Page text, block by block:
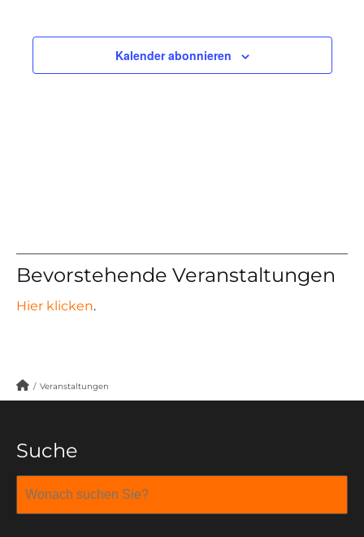
Kalender abonnieren
Bevorstehende Veranstaltungen
Hier klicken.
/ Veranstaltungen
Suche